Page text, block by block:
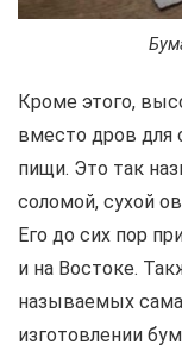
Кроме этого,
вместо дров для
пищи. Это так
соломой, сухой
Его до сих пор
и на Востоке.
называемых
изготовлении